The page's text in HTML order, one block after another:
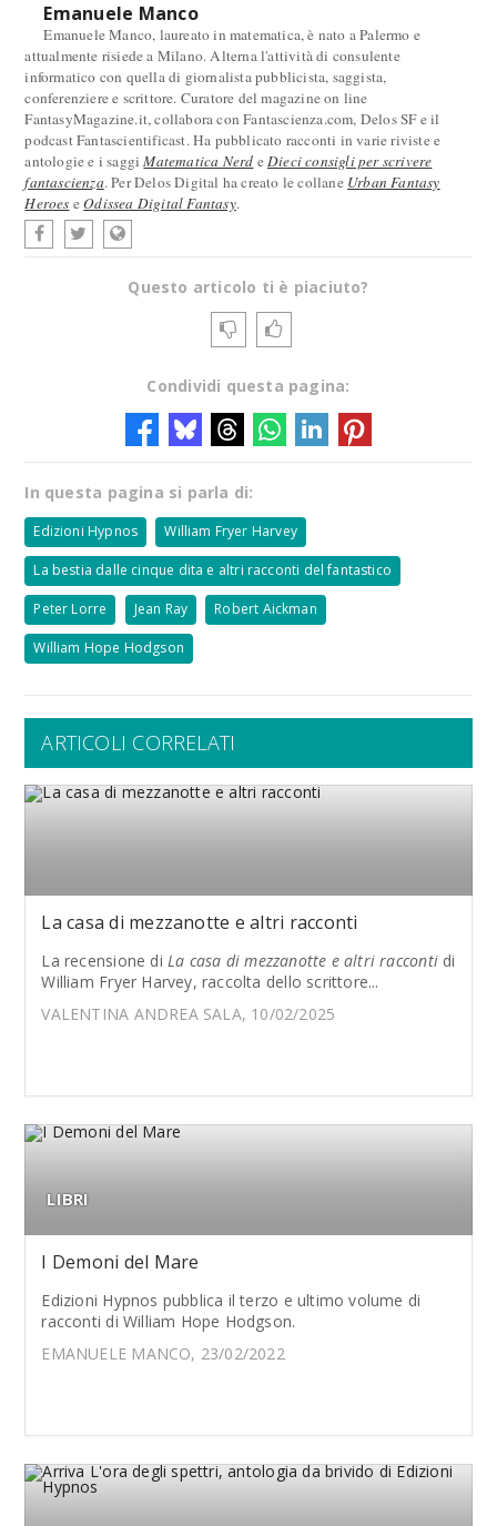
Emanuele Manco
Emanuele Manco, laureato in matematica, è nato a Palermo e
attualmente risiede a Milano. Alterna l'attività di consulente
informatico con quella di giornalista pubblicista, saggista,
conferenziere e scrittore. Curatore del magazine on line
FantasyMagazine.it, collabora con Fantascienza.com, Delos SF e il
podcast Fantascientificast. Ha pubblicato racconti in varie riviste e
antologie e i saggiMatematica Nerd eDieci consigli per scrivere
fantascienza. Per Delos Digital ha creato le collane Urban Fantasy
Heroes eOdissea Digital Fantasy.
Questo articolo ti è piaciuto?
Condividi questa pagina:
In questa pagina si parla di:
Edizioni Hypnos William Fryer Harvey
La bestia dalle cinque dita e altri racconti del fantastico
Peter Lorre Jean Ray Robert Aickman
William Hope Hodgson
ARTICOLI CORRELATI
La casa di mezzanotte e altri racconti
La recensione di La casa di mezzanotte e altri raccontidi
William Fryer Harvey, raccolta dello scrittore...
VALENTINA ANDREA SALA, 10/02/2025
LIBRI
I Demoni del Mare
Edizioni Hypnos pubblica il terzo e ultimo volume di
racconti di William Hope Hodgson.
EMANUELE MANCO, 23/02/2022